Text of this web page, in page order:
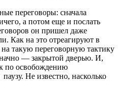
переговоры: сначала
а потом еще и послать
он пришел даже
Как на это отреагируют в
такую переговорную тактику
— закрытой дверью. И,
по освобождению
Не известно, насколько